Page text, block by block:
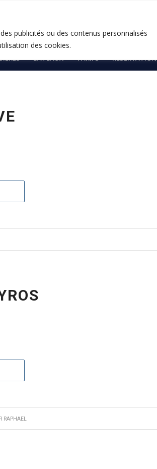
publicités ou des contenus personnalisés
des cookies.
BATEAUX TARIFS RÉSERVATION
RAPHAEL